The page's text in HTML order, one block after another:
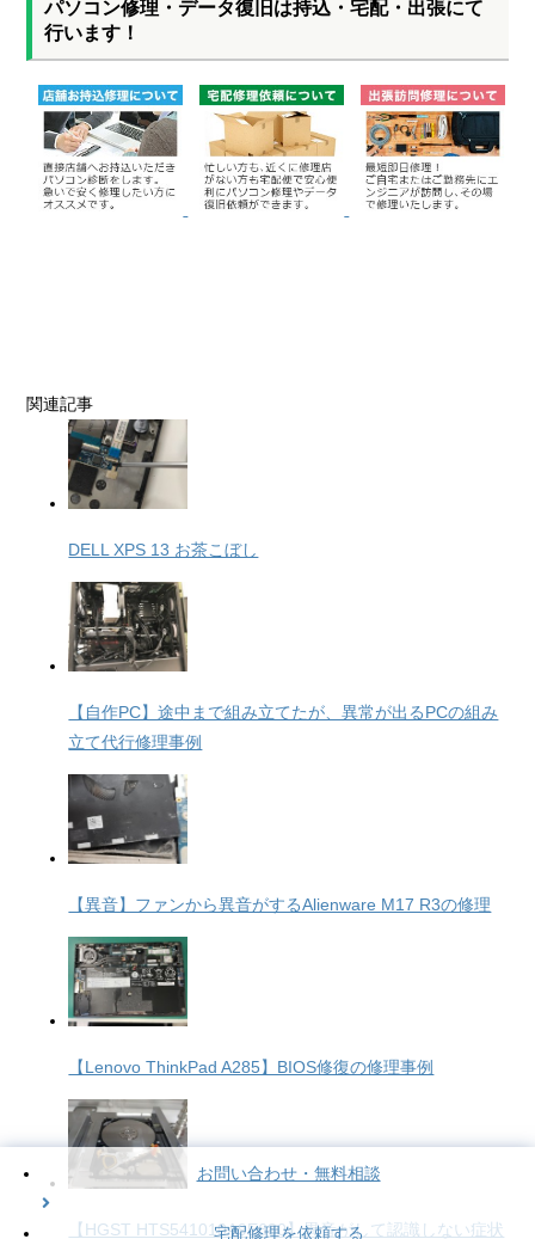
パソコン修理・データ復旧は持込・宅配・出張にて
行います！
関連記事
DELL XPS 13 お茶こぼし
【自作PC】途中まで組み立てたが、異常が出るPCの組み
立て代行修理事例
【異音】ファンから異音がするAlienware M17 R3の修理
【Lenovo ThinkPad A285】BIOS修復の修理事例
【HGST HTS541010A9E680】異音がして認識しない症状
お問い合わせ・無料相談
宅配修理を依頼する